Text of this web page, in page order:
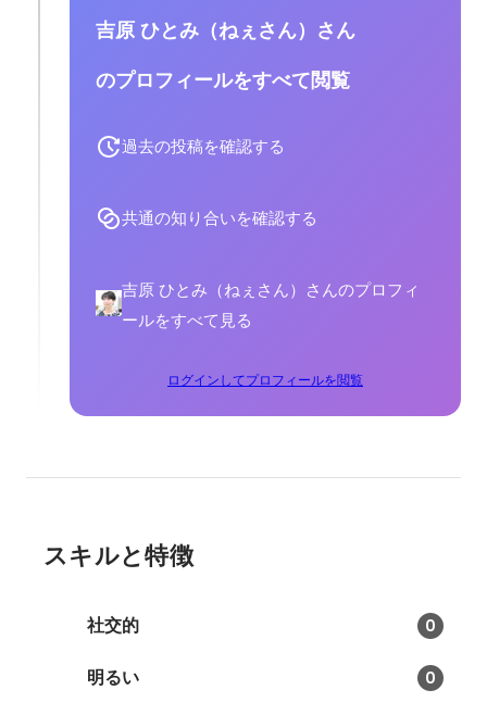
吉原 ひとみ（ねぇさん）さん
のプロフィールをすべて閲覧
過去の投稿を確認する
共通の知り合いを確認する
吉原 ひとみ（ねぇさん）さんのプロフィ
ールをすべて見る
ログインしてプロフィールを閲覧
スキルと特徴
社交的 0
明るい 0